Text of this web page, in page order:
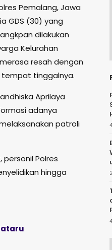
Pemalang, Jawa
GDS (30) yang
dilakukan
Kelurahan
resah dengan
tempat tinggalnya.
Aprilaya
adanya
patroli
Polres
hingga